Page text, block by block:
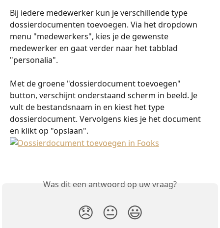
Bij iedere medewerker kun je verschillende type
dossierdocumenten toevoegen. Via het dropdown
menu "medewerkers", kies je de gewenste
medewerker en gaat verder naar het tabblad
"personalia".
Met de groene "dossierdocument toevoegen"
button, verschijnt onderstaand scherm in beeld. Je
vult de bestandsnaam in en kiest het type
dossierdocument. Vervolgens kies je het document
en klikt op "opslaan".
Was dit een antwoord op uw vraag?
😞 😐 😃